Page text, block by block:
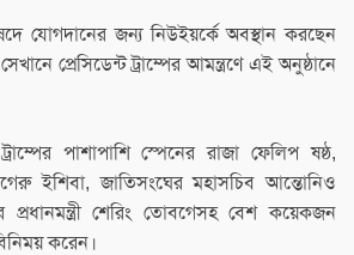
যোগদানের জন্য নিউইয়র্কে অবস্থান করছেন
প্রেসিডেন্ট ট্রাম্পের আমন্ত্রণে এই অনুষ্ঠানে
পাশাপাশি স্পেনের রাজা ফেলিপ ষষ্ঠ,
ইশিবা, জাতিসংঘের মহাসচিব আন্তোনিও
শেরিং তোবগেসহ বেশ কয়েকজন
করেন।